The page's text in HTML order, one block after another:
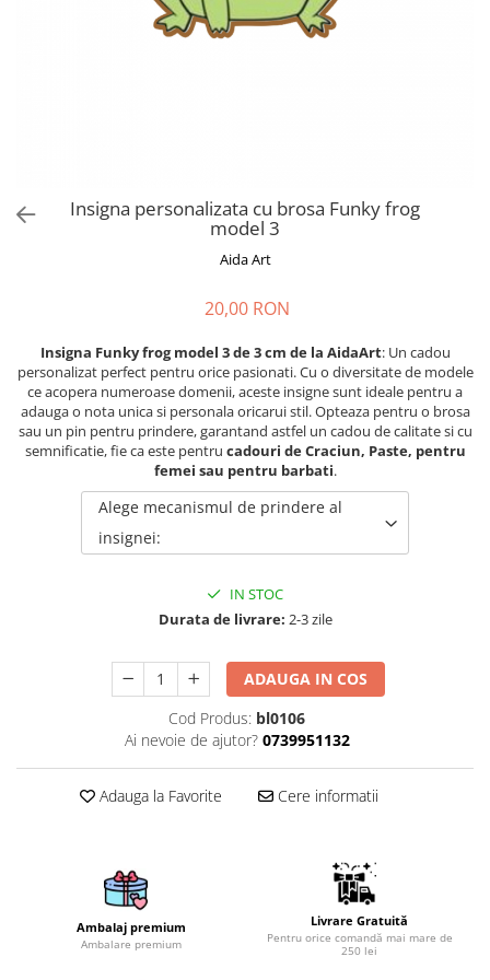
Print personalizat
Semne de Carte
Articole pentru copii
Puzzle
Stickere
Brelocuri din Inox
Accesorii de Bucatarie
Personalizate
Tocatoare Personalizate
Suporturi de Pahare
Manusi Personalizate
Personalizate
Termosuri Personalizate
Desfacatoare si Tirbusoane
Insigna personalizata cu brosa Funky frog
model 3
Aida Art
20,00 RON
Insigna Funky frog model 3 de 3 cm de la AidaArt: Un cadou
personalizat perfect pentru orice pasionati. Cu o diversitate de modele
ce acopera numeroase domenii, aceste insigne sunt ideale pentru a
adauga o nota unica si personala oricarui stil. Opteaza pentru o brosa
sau un pin pentru prindere, garantand astfel un cadou de calitate si cu
semnificatie, fie ca este pentru cadouri de Craciun, Paste, pentru
femei sau pentru barbati.
Alege mecanismul de prindere al
insignei:
IN STOC
Durata de livrare: 2-3 zile
ADAUGA IN COS
Cod Produs: bl0106
Ai nevoie de ajutor? 0739951132
Adauga la Favorite Cere informatii
Ambalaj premium
Ambalare premium
Livrare Gratuită
Pentru orice comandă mai mare de
250 lei